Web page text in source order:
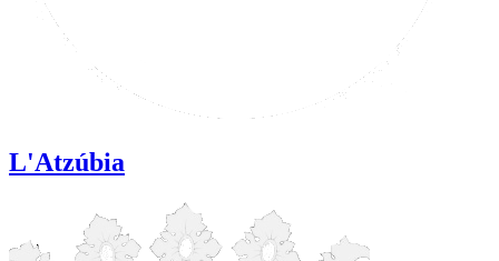
L'Atzúbia